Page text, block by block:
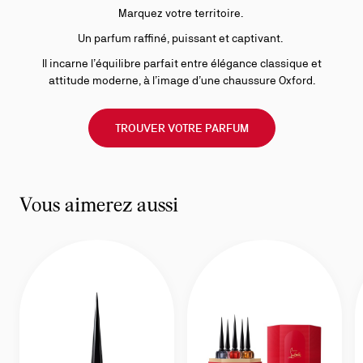
Marquez votre territoire.
Un parfum raffiné, puissant et captivant.
Il incarne l’équilibre parfait entre élégance classique et
attitude moderne, à l’image d’une chaussure Oxford.
TROUVER VOTRE PARFUM
Vous aimerez aussi